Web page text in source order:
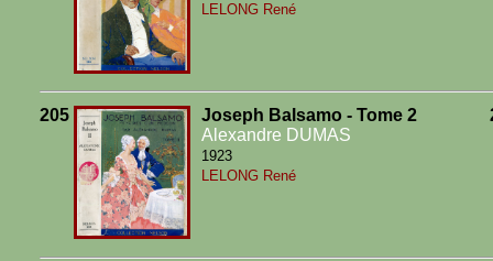
LELONG René
205
Joseph Balsamo - Tome 2
Alexandre DUMAS
1923
LELONG René